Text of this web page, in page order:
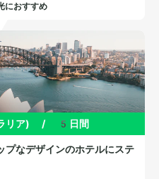
におすすめ